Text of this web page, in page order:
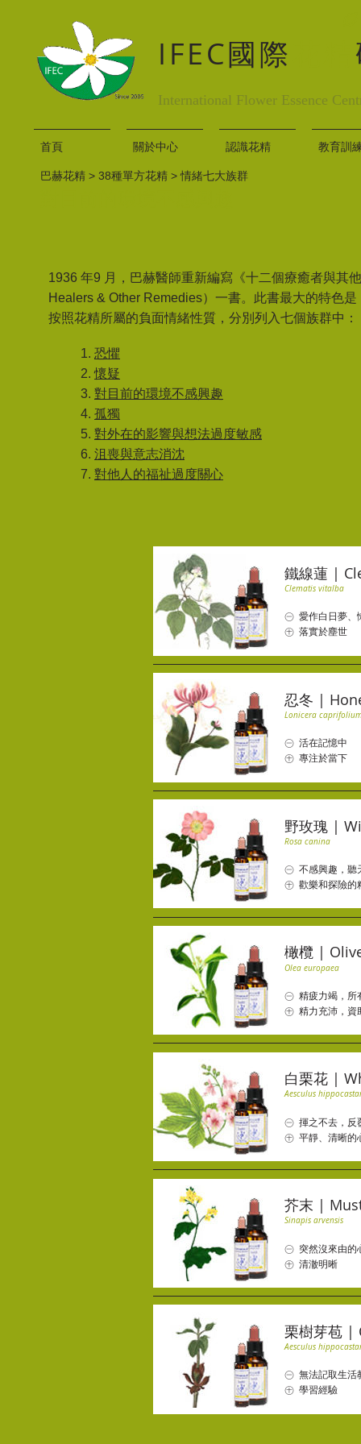
IFEC國際
International Flower Essence
首頁 關於中心 認識花精 教育訓
巴赫花精 > 38種單方花精 > 情緒七大族群
1936 年9 月，巴赫醫師重新編寫《十二個療癒者與其
Healers & Other Remedies）一書。此書最大的特色
按照花精所屬的負面​情緒性質，分別列入七個族群中：
1. 恐懼
2.懷疑
3. 對目前的環境不感興趣
4. 孤獨
5. 對外在的影響與想法過度敏感
6. 沮喪與意志消沈
7. 對他人的福祉過度關心
鐵線蓮 |
Clematis vitalba
㊀ 愛作白日夢、
㊉ 落實於塵世
忍冬 |
Lonicera
㊀ 活在記憶中
㊉ 專注於當下
野玫瑰 |
Rosa canina
㊀ 不感興趣，聽
㊉ 歡樂和探險的
橄欖 |
Olea europaea
㊀ 精疲力竭，所
㊉ 精力充沛，資
白栗花 |
Aesculus
㊀ 揮之不去，反
㊉ 平靜、清晰的
芥末 |
Sinapis arvensis
㊀ 突然沒來由的
㊉ 清澈明晰
栗樹芽苞 |
Aesculus
㊀ 無法記取生活
㊉ 學習經驗